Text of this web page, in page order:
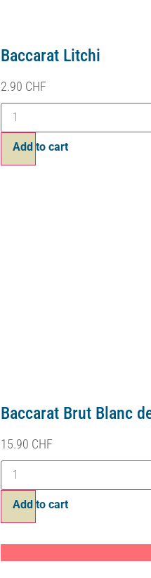
Baccarat Brut Blanc
15.90CHF
Ajouter au panier
Baccarat Brut Rosé
15.90CHF 12.70
Bouteille 75cl
Ajouter au panier